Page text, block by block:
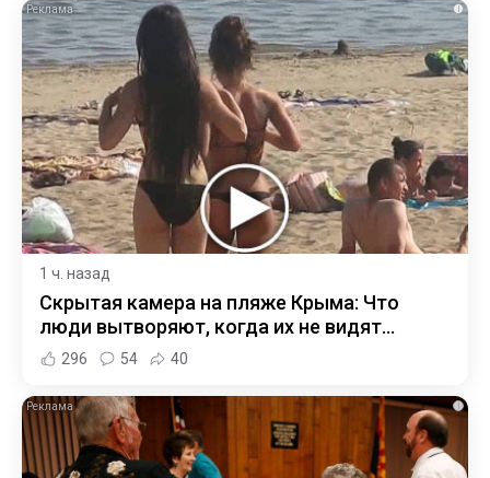
i
1 ч. назад
Скрытая камера на пляже Крыма: Что
люди вытворяют, когда их не видят...
296 54 40
i